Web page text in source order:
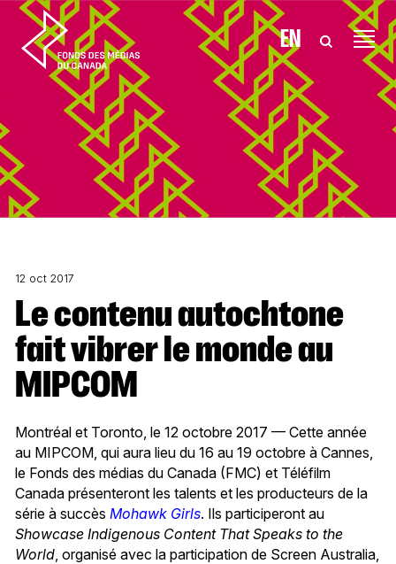
Aller au contenu EN
12 oct 2017
Le contenu autochtone
fait vibrer le monde au
MIPCOM
Montréal et Toronto, le 12 octobre 2017 — Cette année
au MIPCOM, qui aura lieu du 16 au 19 octobre à Cannes,
le Fonds des médias du Canada (FMC) et Téléfilm
Canada présenteront les talents et les producteurs de la
série à succès Mohawk Girls. Ils participeront au
Showcase Indigenous Content That Speaks to the
World , organisé avec la participation de Screen Australia,